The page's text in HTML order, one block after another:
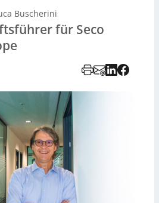
Buscherini
für Seco